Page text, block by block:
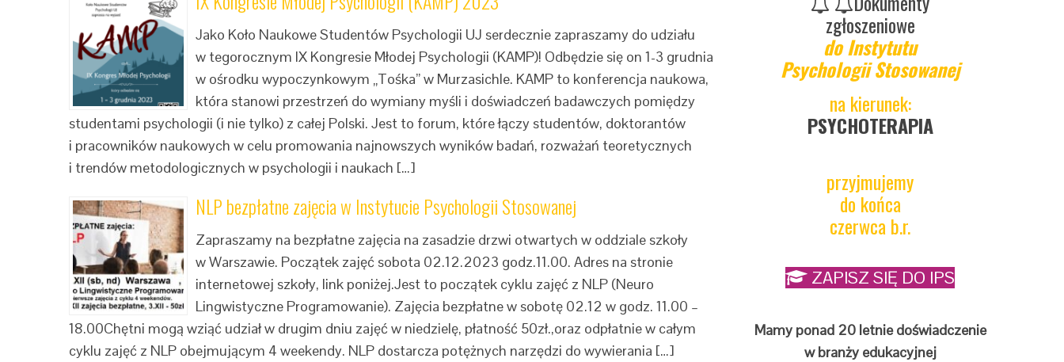
Jako Koło Naukowe Studentów Psychologii UJ serdecznie zapraszamy do udziału
w tegorocznym IX Kongresie Młodej Psychologii (KAMP)! Odbędzie się on 1-3 grudnia
w ośrodku wypoczynkowym „Tośka” w Murzasichle. KAMP to konferencja naukowa,
która stanowi przestrzeń do wymiany myśli i doświadczeń badawczych pomiędzy
studentami psychologii (i nie tylko) z całej Polski. Jest to forum, które łączy studentów, doktorantów
i pracowników naukowych w celu promowania najnowszych wyników badań, rozważań teoretycznych
i trendów metodologicznych w psychologii i naukach […]
NLP bezpłatne zajęcia w Instytucie Psychologii Stosowanej
Zapraszamy na bezpłatne zajęcia na zasadzie drzwi otwartych w oddziale szkoły
w Warszawie. Początek zajęć sobota 02.12.2023 godz.11.00. Adres na stronie
internetowej szkoły, link poniżej.Jest to początek cyklu zajęć z NLP (Neuro
Lingwistyczne Programowanie). Zajęcia bezpłatne w sobotę 02.12 w godz. 11.00 –
18.00Chętni mogą wziąć udział w drugim dniu zajęć w niedzielę, płatność 50zł.,oraz odpłatnie w całym
cyklu zajęć z NLP obejmującym 4 weekendy. NLP dostarcza potężnych narzędzi do wywierania […]
zgłoszeniowe
do Instytutu
Psychologii Stosowanej
na kierunek:
PSYCHOTERAPIA
przyjmujemy
do końca
czerwca b.r.
ZAPISZ SIĘ DO IPS
Mamy ponad 20 letnie doświadczenie
w branży edukacyjnej